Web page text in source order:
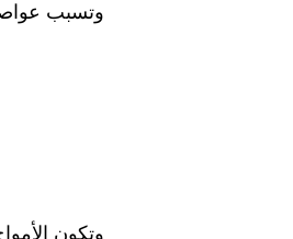
وتسبب عواصف
وتكون